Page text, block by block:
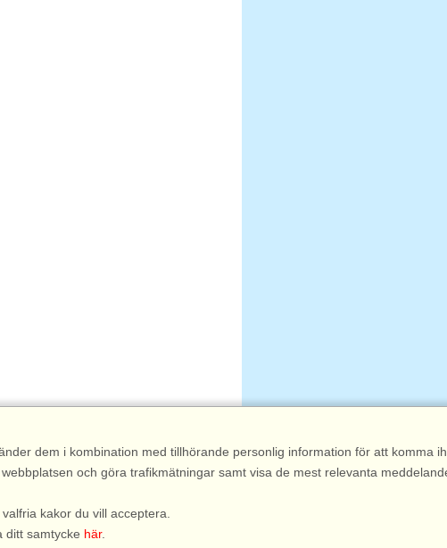
dem i kombination med tillhörande personlig information för att komma
och göra trafikmätningar samt visa de mest relevanta
kakor du vill acceptera.
ditt samtycke här.